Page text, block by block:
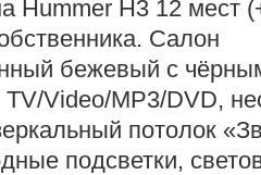
Нummer Н3 12 мест
Салон
бежевый с
TV/Video/МР3/DVD,
потолок
подсветки,